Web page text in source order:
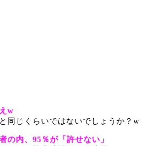
w
同じくらいではないでしょうか？w
の内、95％が「許せない」